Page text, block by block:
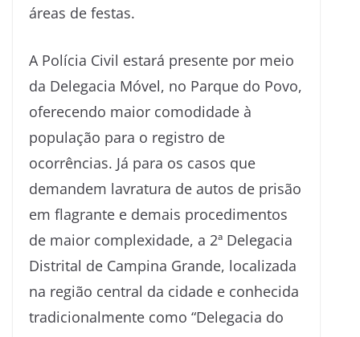
áreas de festas.
A Polícia Civil estará presente por meio
da Delegacia Móvel, no Parque do Povo,
oferecendo maior comodidade à
população para o registro de
ocorrências. Já para os casos que
demandem lavratura de autos de prisão
em flagrante e demais procedimentos
de maior complexidade, a 2ª Delegacia
Distrital de Campina Grande, localizada
na região central da cidade e conhecida
tradicionalmente como “Delegacia do